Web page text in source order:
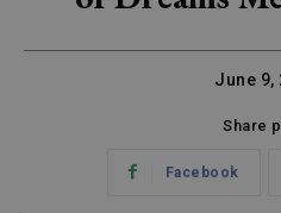
June 9,
Share
Facebook